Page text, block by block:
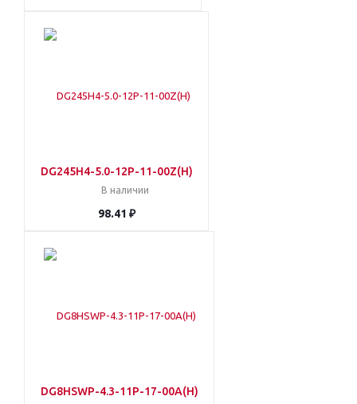
DG245H4-5.0-12P-11-00Z(H)
В наличии
98.41 ₽
DG8HSWP-4.3-11P-17-00A(H)